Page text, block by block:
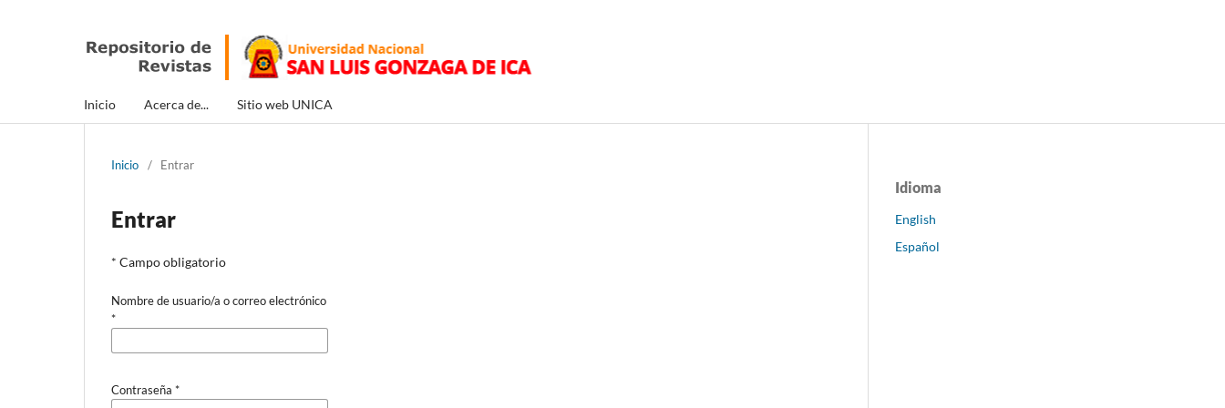
Inicio Acerca de... Sitio web UNICA
Inicio / Entrar
Entrar
* Campo obligatorio
Nombre de usuario/a o correo electrónico
*
Contraseña *
Idioma
English
Español